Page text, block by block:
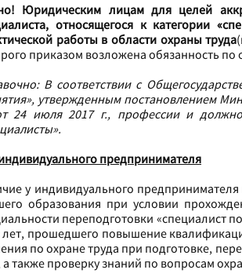
Юридическим лицам для целей
относящегося к категории
работы в области охраны труда
приказом возложена обязанность
В соответствии с
утвержденным постановлением
24 июля 2017 г., профессии и
предпринимателя
у индивидуального
образования при условии
переподготовки «специалист
лет, прошедшего повышение
по охране труда при подготовке,
а также проверку знаний по вопросам